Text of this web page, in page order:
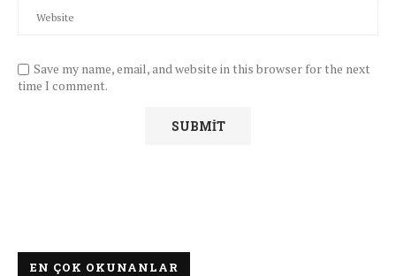
Save my name, email, and website in this browser for the next
time I comment.
EN ÇOK OKUNANLAR